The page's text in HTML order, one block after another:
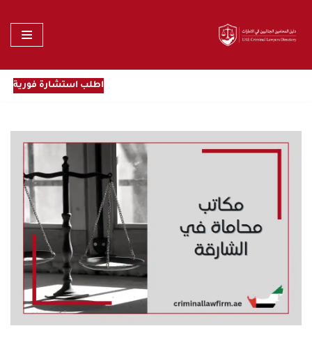
تخطى
اطلب استشارة فورية